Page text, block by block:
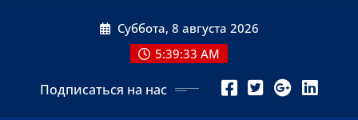
Суббота, 8 августа 2026
5:39:34 AM
Подписаться на нас